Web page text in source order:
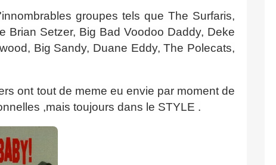
groupes tels que The Surfaris,
Brian Setzer, Big Bad Voodoo Daddy, Deke
Big Sandy, Duane Eddy, The Polecats,
ont tout de meme eu envie par moment de
,mais toujours dans le STYLE .